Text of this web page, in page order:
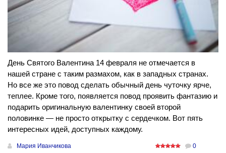
День Святого Валентина 14 февраля не отмечается в
нашей стране с таким размахом, как в западных странах.
Но все же это повод сделать обычный день чуточку ярче,
теплее. Кроме того, появляется повод проявить фантазию и
подарить оригинальную валентинку своей второй
половинке — не просто открытку с сердечком. Вот пять
интересных идей, доступных каждому.
Мария Иванчикова 0